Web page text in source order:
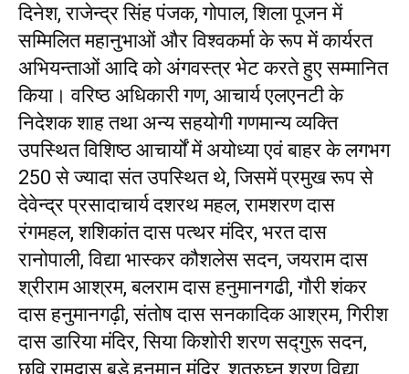
दिनेश, राजेन्द्र सिंह पंजक, गोपाल, शिला पूजन में
सम्मिलित महानुभाओं और विश्वकर्मा के रूप में कार्यरत
अभियन्ताओं आदि को अंगवस्त्र भेट करते हुए सम्मानित
किया। वरिष्ठ अधिकारी गण, आचार्य एलएनटी के
निदेशक शाह तथा अन्य सहयोगी गणमान्य व्यक्ति
उपस्थित विशिष्ठ आचार्यों में अयोध्या एवं बाहर के लगभग
250 से ज्यादा संत उपस्थित थे, जिसमें प्रमुख रूप से
देवेन्द्र प्रसादाचार्य दशरथ महल, रामशरण दास
रंगमहल, शशिकांत दास पत्थर मंदिर, भरत दास
रानोपाली, विद्या भास्कर कौशलेस सदन, जयराम दास
श्रीराम आश्रम, बलराम दास हनुमानगढी, गौरी शंकर
दास हनुमानगढ़ी, संतोष दास सनकादिक आश्रम, गिरीश
दास डारिया मंदिर, सिया किशोरी शरण सद्गुरू सदन,
छवि रामदास बड़े हनुमान मंदिर, शत्रुघ्न शरण विद्या